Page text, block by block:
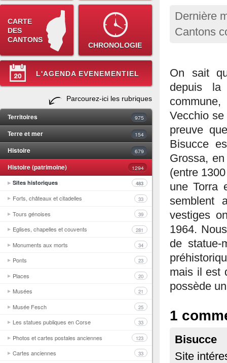
CARTE
DES
CANTONS
CHRONOLOGIE
L'AGENDA EVENEMENTIEL
Parcourez-ici les rubriques
Territoires 975
Terre et mer 154
Histoire 679
Histoire (patrimoine)
1294
Sites historiques
483
Forts, châteaux et citadelles 33
Tours génoises 39
Eglises, chapelles et couvents 281
Monuments aux morts 34
Ponts 23
Places 20
Musées 21
Musée Fesch 25
Les statues publiques en Corse 33
Photos et cartes postales anciennes 123
Cartes anciennes 33
Dernière
Cantons
On sait
depuis
Vecchio
preuve
Bisucce
Grossa,
(entre
une Torra
semblent
vestiges
1964.
de statue-
mais il est
possède
1
Bisucce
Site